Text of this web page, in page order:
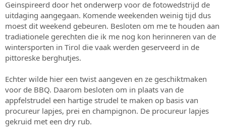
s
t
a
t
e
r
m
Geinspireerd door het onderwerp voor de fotowedstrijd de
uitdaging aangegaan. Komende weekenden weinig tijd dus
moest dit weekend gebeuren. Besloten om me te houden aan
tradiationele gerechten die ik me nog kon herinneren van de
wintersporten in Tirol die vaak werden geserveerd in de
pittoreske berghutjes.
Echter wilde hier een twist aangeven en ze geschiktmaken
voor de BBQ. Daarom besloten om in plaats van de
appfelstrudel een hartige strudel te maken op basis van
procureur lapjes, prei en champignon. De procureur lapjes
gekruid met een dry rub.